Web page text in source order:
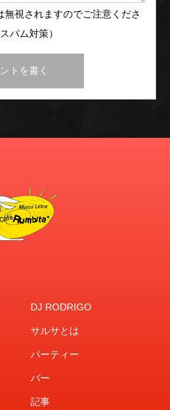
無視されますのでご注意くださ
パム対策）
DJ RODRIGO
サルサとは
パーティー
バー
記事